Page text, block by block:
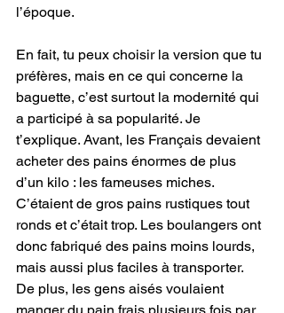
l’époque.
En fait, tu peux choisir la version que tu
préfères, mais en ce qui concerne la
baguette, c’est surtout la modernité qui
a participé à sa popularité. Je
t’explique. Avant, les Français devaient
acheter des pains énormes de plus
d’un kilo : les fameuses miches.
C’étaient de gros pains rustiques tout
ronds et c’était trop. Les boulangers ont
donc fabriqué des pains moins lourds,
mais aussi plus faciles à transporter.
De plus, les gens aisés voulaient